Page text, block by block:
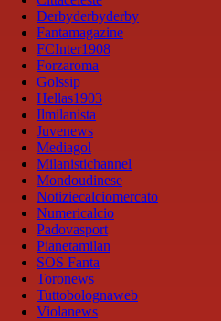
Derbyderbyderby
Fantamagazine
FCInter1908
Forzaroma
Golssip
Hellas1903
Ilmilanista
Juvenews
Mediagol
Milanistichannel
Mondoudinese
Notiziecalciomercato
Numericalcio
Padovasport
Pianetamilan
SOS Fanta
Toronews
Tuttobolognaweb
Violanews